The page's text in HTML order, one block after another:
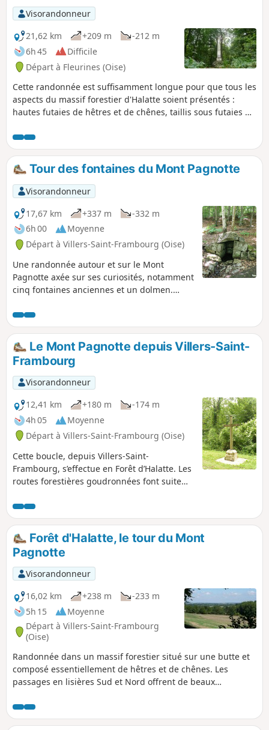
Visorandonneur
21,62 km
+209 m
-212 m
6h 45
Difficile
Départ à Fleurines (Oise)
Cette randonnée est suffisamment longue pour que tous les
aspects du massif forestier d'Halatte soient présentés :
hautes futaies de hêtres et de chênes, taillis sous futaies de
grandes clairières cultivées dont la plus vaste est celle de
Fleurines. Le trajet emprunte, en grande partie, les très
belles routes forestières aménagées depuis quelques
siècles.Tour des fontaines du Mont Pagnotte
Visorandonneur
17,67 km
+337 m
-332 m
6h 00
Moyenne
Départ à Villers-Saint-Frambourg (Oise)
Une randonnée autour et sur le Mont
Pagnotte axée sur ses curiosités, notamment
cinq fontaines anciennes et un dolmen.
diversité de biotopes forestiers. À voir :
Fontaine Blanche, Le Rocher au Sanglier,
Dolmen de Chancy, Fontaine du Pied Dufaux,
Fontaine Saint-Barthélemy, Fontaine
d'Yvillers et enfin Fontaine Aubert.
Le Mont Pagnotte depuis Villers-Saint-
Frambourg
Visorandonneur
12,41 km
+180 m
-174 m
4h 05
Moyenne
Départ à Villers-Saint-Frambourg (Oise)
Cette boucle, depuis Villers-Saint-
Frambourg, s’effectue en Forêt d’Halatte. Les
routes forestières goudronnées font suite
sur le Mont Pagnotte par la face Sud. Après
une longue descente, nous contournons le
mont afin de le gravir de nouveau, mais par
la face Nord. L’ascension est moins difficile
car elle se déroule sur une belle allée. Après
une longue descente, nous revenons à notre
point de départ.
Forêt d'Halatte, le tour du Mont
Pagnotte
Visorandonneur
16,02 km
+238 m
-233 m
5h 15
Moyenne
Départ à Villers-Saint-Frambourg
(Oise)
Randonnée dans un massif forestier situé sur une butte et
composé essentiellement de hêtres et de chênes. Les
passages en lisières Sud et Nord offrent de beaux
l'Oise.